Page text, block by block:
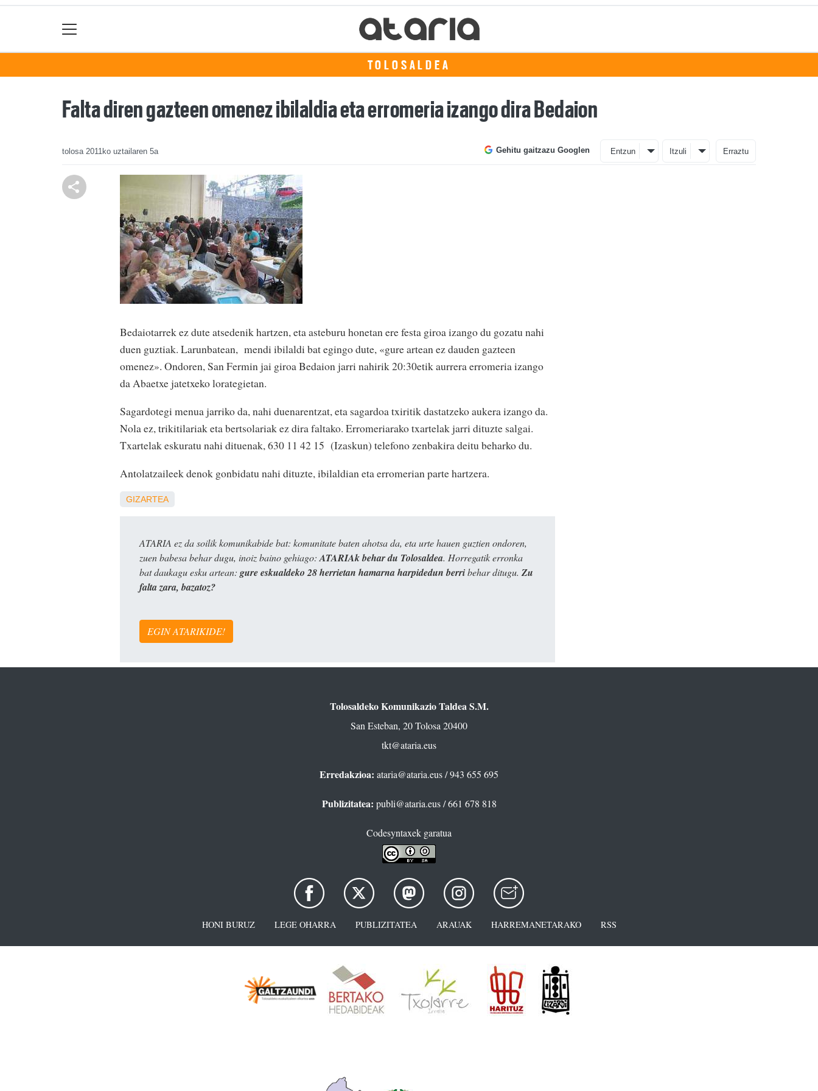
TOLOSALDEA
Falta diren gazteen omenez ibilaldia eta erromeria izango dira Bedaion
tolosa 2011ko uztailaren 5a Gehitu gaitzazu Googlen Entzun Itzuli Erraztu
Bedaiotarrek ez dute atsedenik hartzen, eta asteburu honetan ere festa giroa izango du gozatu nahi
duen guztiak. Larunbatean, mendi ibilaldi bat egingo dute, «gure artean ez dauden gazteen
omenez». Ondoren, San Fermin jai giroa Bedaion jarri nahirik 20:30etik aurrera erromeria izango
da Abaetxe jatetxeko lorategietan.
Sagardotegi menua jarriko da, nahi duenarentzat, eta sagardoa txiritik dastatzeko aukera izango da.
Nola ez, trikitilariak eta bertsolariak ez dira faltako. Erromeriarako txartelak jarri dituzte salgai.
Txartelak eskuratu nahi dituenak, 630 11 42 15 (Izaskun) telefono zenbakira deitu beharko du.
Antolatzaileek denok gonbidatu nahi dituzte, ibilaldian eta erromerian parte hartzera.
GIZARTEA
ATARIA ez da soilik komunikabide bat: komunitate baten ahotsa da, eta urte hauen guztien ondoren,
zuen babesa behar dugu, inoiz baino gehiago: ATARIAk behar du Tolosaldea. Horregatik erronka
bat daukagu esku artean: gure eskualdeko 28 herrietan hamarna harpidedun berribehar ditugu. Zu
falta zara, bazatoz?
EGIN ATARIKIDE!
Tolosaldeko Komunikazio Taldea S.M.
San Esteban, 20 Tolosa 20400
tkt@ataria.eus
Erredakzioa: ataria@ataria.eus/ 943 655 695
Publizitatea: publi@ataria.eus/ 661 678 818
Codesyntaxek garatua
HONI BURUZ LEGE OHARRA PUBLIZITATEA ARAUAK HARREMANETARAKO RSS